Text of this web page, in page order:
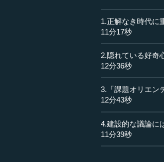
1.正解なき時代に
11分17秒
2.隠れている好奇
12分36秒
3.「課題オリエン
12分43秒
4.建設的な議論に
11分39秒